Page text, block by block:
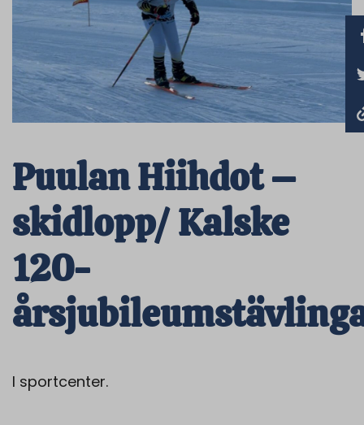
Puulan Hiihdot –
skidlopp/ Kalske
120-
I sportcenter.